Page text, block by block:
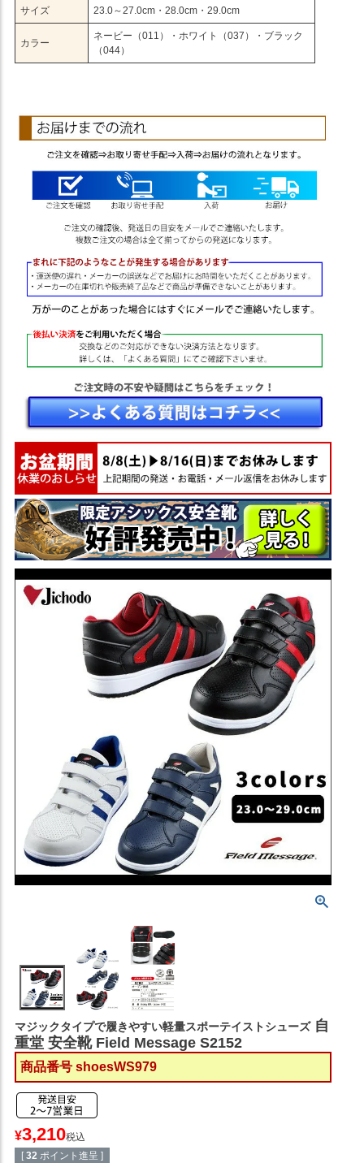
サイズ 23.0～27.0cm・28.0cm・29.0cm
カラー
ネービー（011）・ホワイト（037）・ブラック
（044）
マジックタイプで履きやすい軽量スポーテイストシューズ 自
重堂 安全靴 Field Message S2152
商品番号 shoesWS979
¥3,210税込
[ 32 ポイント進呈 ]